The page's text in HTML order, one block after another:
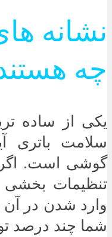
نشانه
چه
یکی از ساده
سلامت باتری
گوشی است. اگر
تنظیمات بخشی
وارد شدن در آن
شما چند درصد